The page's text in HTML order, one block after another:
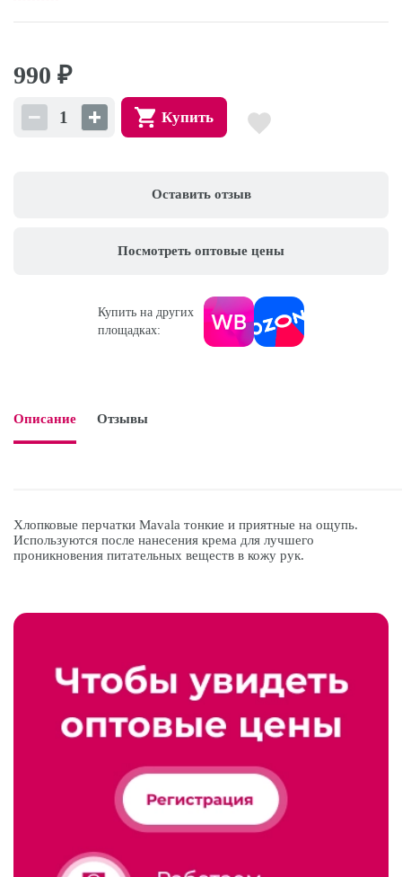
Оставить отзыв
Посмотреть оптовые цены
Купить на других
площадках:
990 ₽
Купить
Описание Отзывы
Хлопковые перчатки Mavala тонкие и приятные на ощупь.
Используются после нанесения крема для лучшего
проникновения питательных веществ в кожу рук.